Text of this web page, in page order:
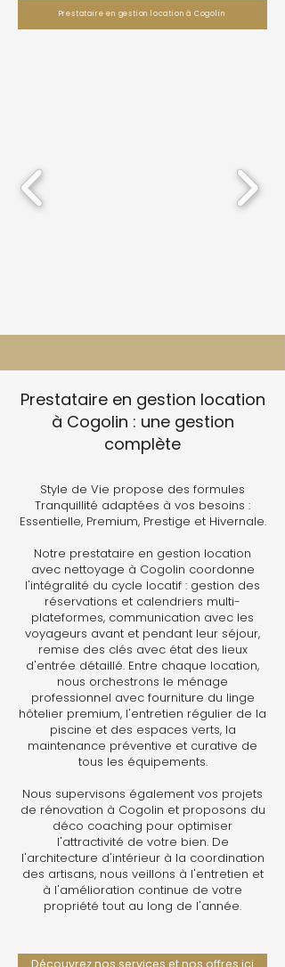
Prestataire en gestion location à Cogolin
Prestataire en gestion location
à Cogolin : une gestion
complète
Style de Vie propose des formules
Tranquillité adaptées à vos besoins :
Essentielle, Premium, Prestige et Hivernale.
Notre prestataire en gestion location
avec nettoyage à Cogolin coordonne
l'intégralité du cycle locatif : gestion des
réservations et calendriers multi-
plateformes, communication avec les
voyageurs avant et pendant leur séjour,
remise des clés avec état des lieux
d'entrée détaillé. Entre chaque location,
nous orchestrons le ménage
professionnel avec fourniture du linge
hôtelier premium, l'entretien régulier de la
piscine et des espaces verts, la
maintenance préventive et curative de
tous les équipements.
Nous supervisons également vos projets
de rénovation à Cogolin et proposons du
déco coaching pour optimiser
l'attractivité de votre bien. De
l'architecture d'intérieur à la coordination
des artisans, nous veillons à l'entretien et
à l'amélioration continue de votre
propriété tout au long de l'année.
Découvrez nos services et nos offres ici